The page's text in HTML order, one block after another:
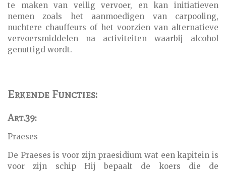
te maken van veilig vervoer, en kan initiatieven
nemen zoals het aanmoedigen van carpooling,
nuchtere chauffeurs of het voorzien van alternatieve
vervoersmiddelen na activiteiten waarbij alcohol
genuttigd wordt.
Erkende Functies:
Art.39:
Praeses
De Praeses is voor zijn praesidium wat een kapitein is
voor zijn schip Hij bepaalt de koers die de